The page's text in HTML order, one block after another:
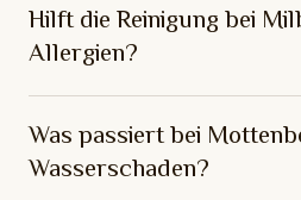
Hilft die Reinigung bei
Allergien?
Was passiert bei
Wasserschaden?